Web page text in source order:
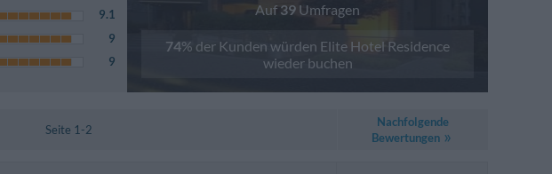
9.1
9
9
Auf39 Umfragen
74% der Kunden würden Elite Hotel Residence
wieder buchen
Seite 1-2
Nachfolgende
Bewertungen